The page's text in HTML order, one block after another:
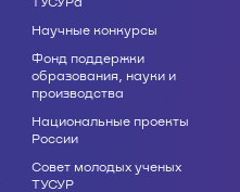
Научные конкурсы
Фонд поддержки
образования, науки и
производства
Национальные проекты
России
Совет молодых ученых
ТУСУР